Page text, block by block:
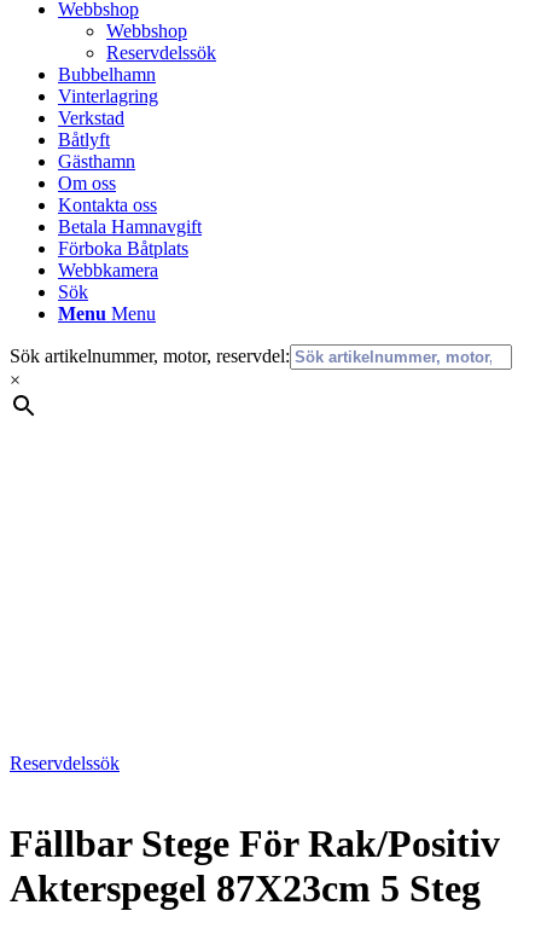
Webbshop
Webbshop
Reservdelssök
Bubbelhamn
Vinterlagring
Verkstad
Båtlyft
Gästhamn
Om oss
Kontakta oss
Betala Hamnavgift
Förboka Båtplats
Webbkamera
Sök
Menu Menu
Sök artikelnummer, motor, reservdel:
×
Reservdelssök
Fällbar Stege För Rak/Positiv
Akterspegel 87X23cm 5 Steg